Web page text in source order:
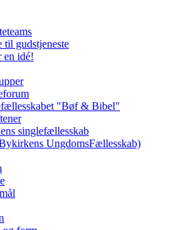
gudstjeneste
en idé!
"Bøf & Bibel"
singlefællesskab
UngdomsFællesskab)